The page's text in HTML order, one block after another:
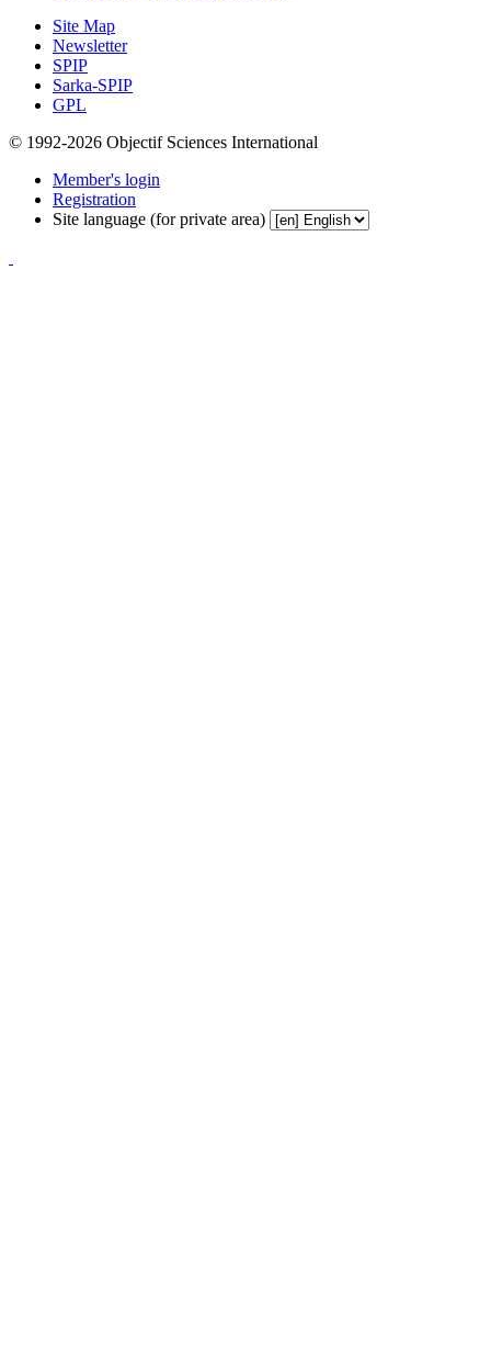
Site Map
Newsletter
SPIP
Sarka-SPIP
GPL
© 1992-2026 Objectif Sciences International
Member's login
Registration
Site language (for private area)